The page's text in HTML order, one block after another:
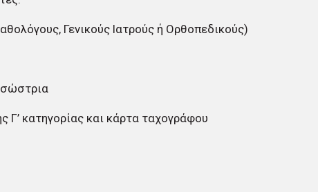
Γενικούς Ιατρούς ή Ορθοπεδικούς)
Γ’ κατηγορίας και κάρτα ταχογράφου